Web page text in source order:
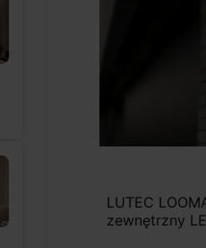
LUTEC
zewnętrzny